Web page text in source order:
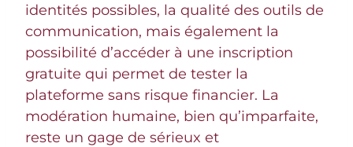
identités possibles, la qualité des outils de
communication, mais également la
possibilité d’accéder à une inscription
gratuite qui permet de tester la
plateforme sans risque financier. La
modération humaine, bien qu’imparfaite,
reste un gage de sérieux et